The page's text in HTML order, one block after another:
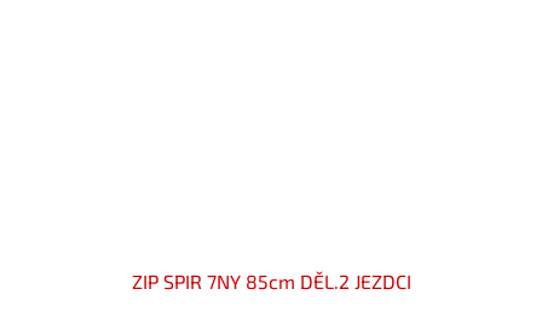
ZIP SPIR 7NY 85cm DĚL.2 JEZDCI